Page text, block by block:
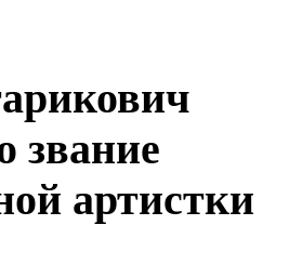
звание
артистки